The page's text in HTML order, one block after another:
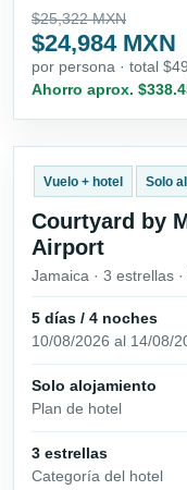
$25,322 MXN
$24,984 MXN
por persona · total
Ahorro aprox.
Vuelo + hotel Solo
Courtyard by
Airport
Jamaica · 3 estrellas
5 días / 4 noches
10/08/2026 al 14/08/
Solo alojamiento
Plan de hotel
3 estrellas
Categoría del hotel